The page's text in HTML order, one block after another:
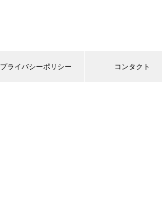
プライバシーポリシー コンタクト